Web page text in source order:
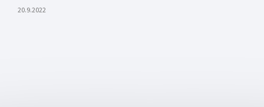
20.9.2022